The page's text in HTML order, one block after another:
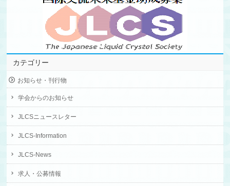
カテゴリー
お知らせ・刊行物
学会からのお知らせ
JLCSニュースレター
JLCS-Information
JLCS-News
求人・公募情報